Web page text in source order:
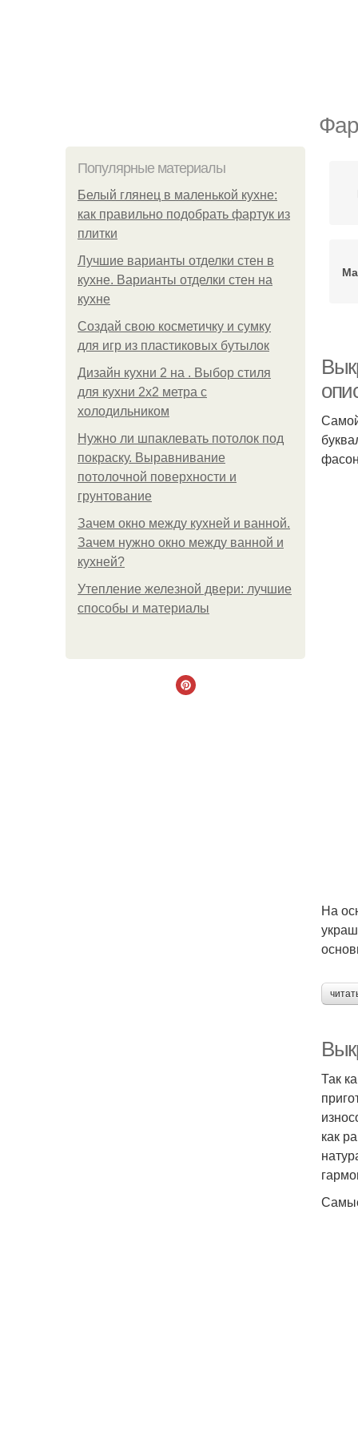
Популярные материалы
Белый глянец в маленькой кухне:
как правильно подобрать фартук из
плитки
Лучшие варианты отделки стен в
кухне. Варианты отделки стен на
кухне
Создай свою косметичку и сумку
для игр из пластиковых бутылок
Дизайн кухни 2 на . Выбор стиля
для кухни 2х2 метра с
холодильником
Нужно ли шпаклевать потолок под
покраску. Выравнивание
потолочной поверхности и
грунтование
Зачем окно между кухней и ванной.
Зачем нужно окно между ванной и
кухней?
Утепление железной двери: лучшие
способы и материалы
На
Так
как